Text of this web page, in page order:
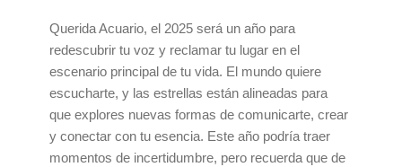
Querida Acuario, el 2025 será un año para
redescubrir tu voz y reclamar tu lugar en el
escenario principal de tu vida. El mundo quiere
escucharte, y las estrellas están alineadas para
que explores nuevas formas de comunicarte, crear
y conectar con tu esencia. Este año podría traer
momentos de incertidumbre, pero recuerda que de